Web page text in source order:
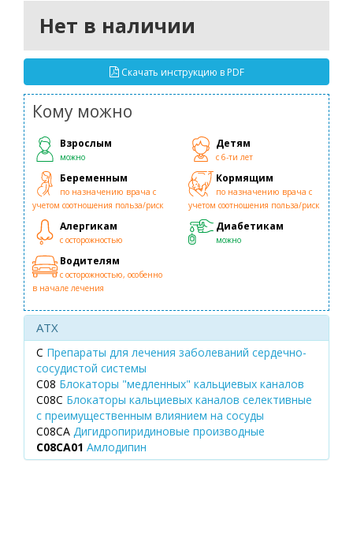
Нет в наличии
Скачать инструкцию в PDF
Кому можно
Взрослым
можно
Детям
с 6-ти лет
Беременным
по назначению врача с
учетом соотношения польза/риск
Кормящим
по назначению врача с
учетом соотношения польза/риск
Алергикам
с осторожностью
Диабетикам
можно
Водителям
с осторожностью, особенно
в начале лечения
ATX
C Препараты для лечения заболеваний сердечно-
сосудистой системы
C08 Блокаторы "медленных" кальциевых каналов
C08C Блокаторы кальциевых каналов селективные
с преимущественным влиянием на сосуды
C08CA Дигидропиридиновые производные
C08CA01 Амлодипин